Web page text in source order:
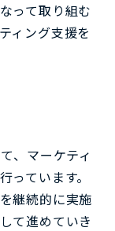
って取り組む
ィング支援を
、マーケティ
っています。
継続的に実施
て進めていき